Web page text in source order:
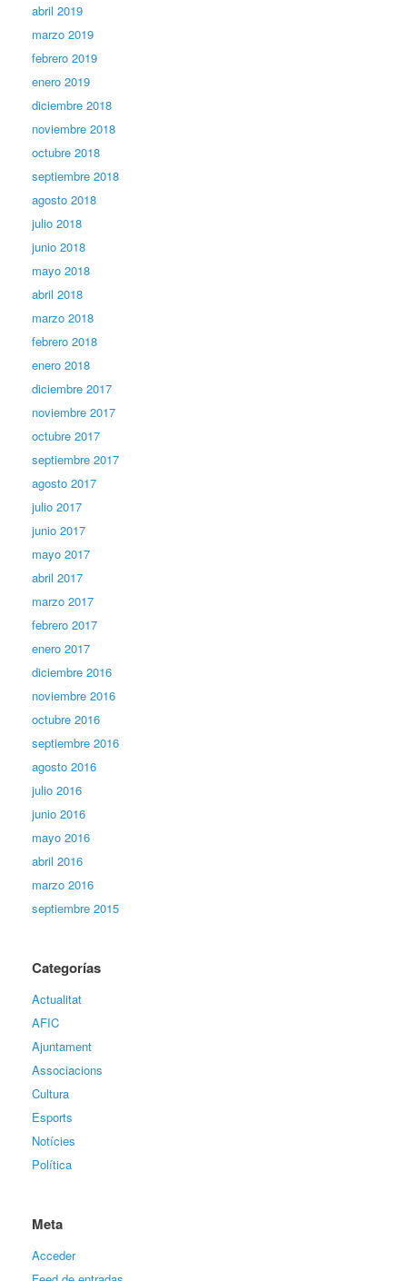
abril 2019
marzo 2019
febrero 2019
enero 2019
diciembre 2018
noviembre 2018
octubre 2018
septiembre 2018
agosto 2018
julio 2018
junio 2018
mayo 2018
abril 2018
marzo 2018
febrero 2018
enero 2018
diciembre 2017
noviembre 2017
octubre 2017
septiembre 2017
agosto 2017
julio 2017
junio 2017
mayo 2017
abril 2017
marzo 2017
febrero 2017
enero 2017
diciembre 2016
noviembre 2016
octubre 2016
septiembre 2016
agosto 2016
julio 2016
junio 2016
mayo 2016
abril 2016
marzo 2016
septiembre 2015
Categorías
Actualitat
AFIC
Ajuntament
Associacions
Cultura
Esports
Notícies
Política
Meta
Acceder